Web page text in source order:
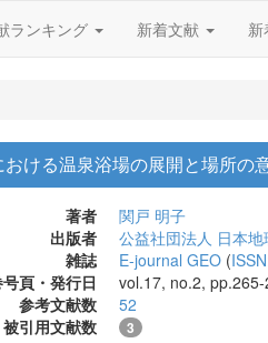
ランキング 新着文献
ける温泉浴場の展開と場所の
著者
関戸 明子
出版者
公益社団法人 日本地
雑誌
E-journal GEO (
頁・発行日
vol.17, no.2,
参考文献数
52
被引用文献数
3